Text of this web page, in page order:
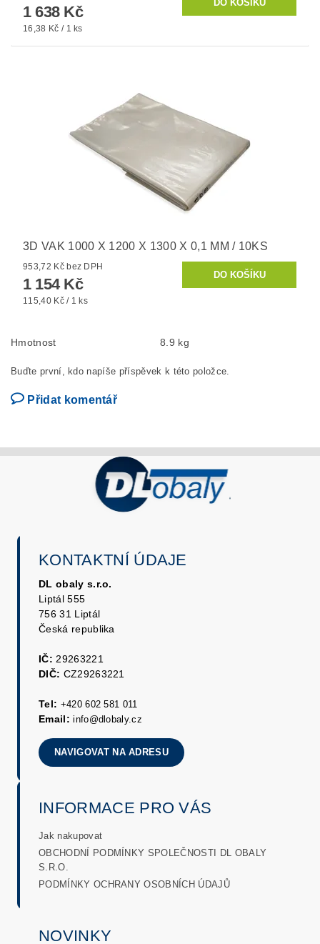
1 638 Kč
16,38 Kč / 1 ks
3D VAK 1000 X 1200 X 1300 X 0,1 MM / 10KS
953,72 Kč bez DPH
1 154 Kč
115,40 Kč / 1 ks
Hmotnost 8.9 kg
Buďte první, kdo napíše příspěvek k této položce.
Přidat komentář
KONTAKTNÍ ÚDAJE
DL obaly s.r.o.
Liptál 555
756 31 Liptál
Česká republika
IČ: 29263221
DIČ: CZ29263221
Tel: +420 602 581 011
Email: info@dlobaly.cz
NAVIGOVAT NA ADRESU
INFORMACE PRO VÁS
Jak nakupovat
OBCHODNÍ PODMÍNKY SPOLEČNOSTI DL OBALY
S.R.O.
PODMÍNKY OCHRANY OSOBNÍCH ÚDAJŮ
NOVINKY